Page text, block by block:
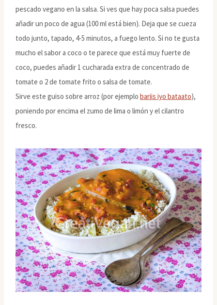
pescado vegano en la salsa. Si ves que hay poca salsa puedes
añadir un poco de agua (100 ml está bien). Deja que se cueza
todo junto, tapado, 4-5 minutos, a fuego lento. Si no te gusta
mucho el sabor a coco o te parece que está muy fuerte de
coco, puedes añadir 1 cucharada extra de concentrado de
tomate o 2 de tomate frito o salsa de tomate.
Sirve este guiso sobre arroz (por ejemplo bariis iyo bataato),
poniendo por encima el zumo de lima o limón y el cilantro
fresco.